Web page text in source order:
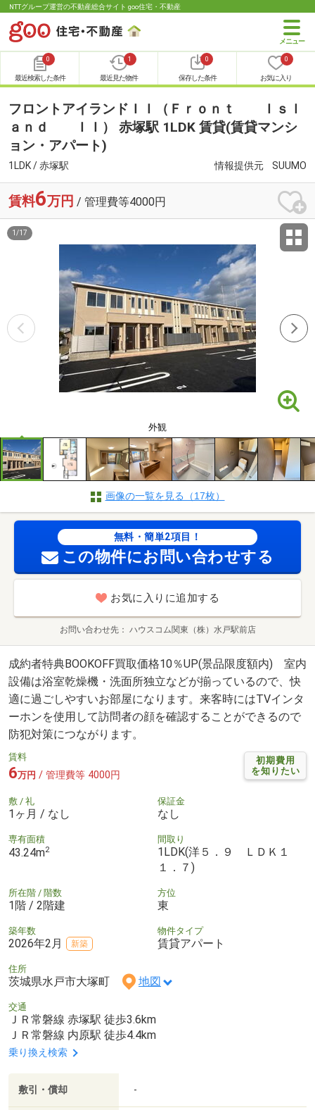
NTTグループ運営の不動産総合サイト goo住宅・不動産
0
最近検索した条件
1
最近見た物件
0
保存した条件
0
お気に入り
フロントアイランドＩＩ（Ｆｒｏｎｔ Ｉｓｌ
ａｎｄ ＩＩ） 赤塚駅 1LDK 賃貸(賃貸マンシ
ョン・アパート)
1LDK / 赤塚駅 情報提供元 SUUMO
賃料6万円 / 管理費等4000円
外観
1 /17
画像の一覧を見る（17枚）
無料・簡単2項目！
この物件にお問い合わせする
お気に入りに追加する
お問い合わせ先 ハウスコム関東（株）水戸駅前店
成約者特典BOOKOFF買取価格10％UP(景品限度額内) 室内
設備は浴室乾燥機・洗面所独立などが揃っているので、快
適に過ごしやすいお部屋になります。来客時にはTVインタ
ーホンを使用して訪問者の顔を確認することができるので
防犯対策につながります。
初期費用
を知りたい
賃料
6万円 / 管理費等 4000円
敷 / 礼
1ヶ月 / なし
保証金
なし
専有面積
43.24m2
間取り
1LDK(洋５．９ ＬＤＫ１
１．７)
所在階 / 階数
1階 / 2階建
方位
東
築年数
2026年2月 新築
物件タイプ
賃貸アパート
住所
茨城県水戸市大塚町 地図
交通
ＪＲ常磐線 赤塚駅 徒歩3.6km
ＪＲ常磐線 内原駅 徒歩4.4km
乗り換え検索
敷引・償却 -